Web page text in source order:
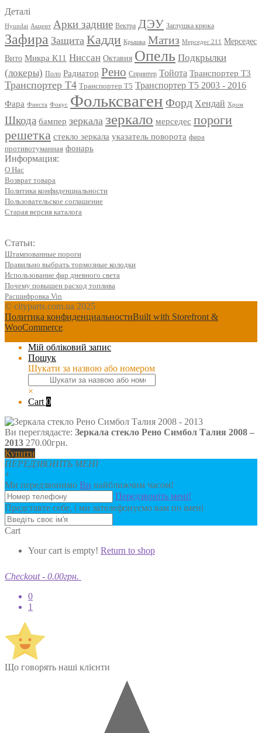
Деталі
Hyundai Акцент Арки задние Вектра ДЭУ Заглушка крюка
Зафира Защита Кадди Крышка Матиз Мерседес 211 Мерседес
Вито Микра К11 Ниссан Октавия Опель Подкрылки
(локеры) Поло Радиатор Рено Спринтер Тойота Транспортер Т3
Транспортер Т4 Транспортер Т5 Транспортер Т5 2003 - 2016
Фара Фиеста Фокус Фольксваген Форд Хендай Хром
Шкода бампер зеркала зеркало мерседес пороги
решетка стекло зеркала указатель поворота фара
противотуманная фонарь
Информация:
О Нас
Возврат товара
Политика конфиденциальности
Пользовательское соглашение
Старая версия каталога
Статьи:
Штампованные пороги
Правильно выбрать тормозные колодки
Использование фар дневного света
Почему повышен расход топлива
Расшифровка Vin
© cityparts.com.ua 2025
Политика конфиденциальностиBuilt with Storefront &
WooCommerce.
Мій обліковий запис
Пошук
Шукати за назвою або номером
×
Cart 0
Ви переглядаєте: Зеркала стекло Рено Симбол Талия 2008 –
2013 270.00грн.
Купити
ПЕРЕДЗВОНІТЬ МЕНІ
+
Ми передзвонимо Ви найближчим часом!
Передзвоніть мені!
Представте себе, і ми зателефонуємо вам по імені
Cart
Your cart is empty! Return to shop
Checkout - 0.00грн.
0
1
Що говорять наші клієнти